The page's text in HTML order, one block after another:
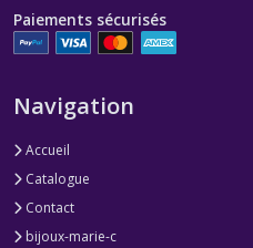
Paiements sécurisés
Navigation
Accueil
Catalogue
Contact
bijoux-marie-c